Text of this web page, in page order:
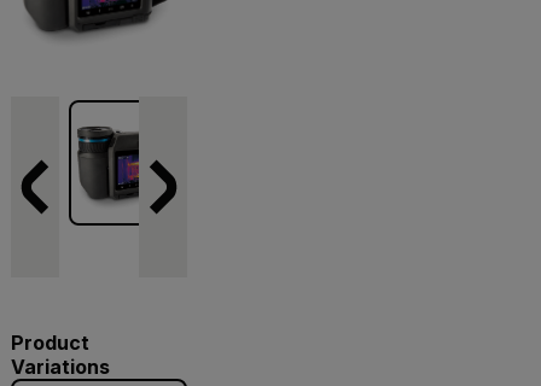
Product
Variations